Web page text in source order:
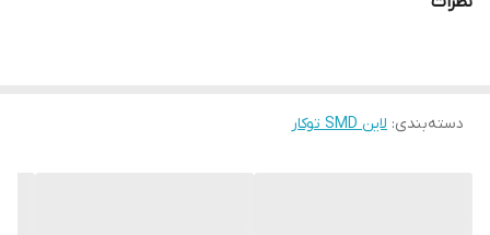
دسته‌بندی: لاین SMD توکار